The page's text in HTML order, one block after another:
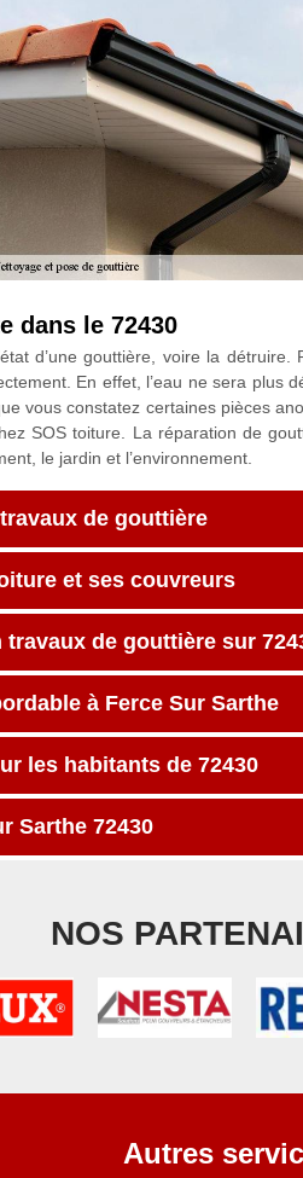
dans le 72430
d’une gouttière, voire la détruire.
En effet, l’eau ne sera plus
vous constatez certaines pièces
SOS toiture. La réparation de
le jardin et l’environnement.
de gouttière
et ses couvreurs
de gouttière sur
à Ferce Sur Sarthe
les habitants de 72430
Sarthe 72430
NOS
Autres